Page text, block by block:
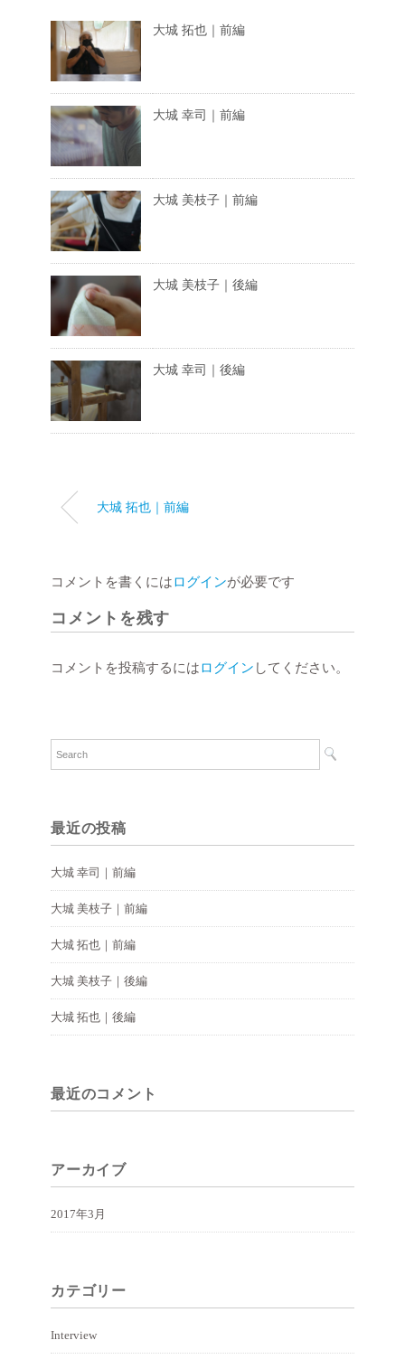
大城 拓也｜前編
大城 幸司｜前編
大城 美枝子｜前編
大城 美枝子｜後編
大城 幸司｜後編
大城 拓也｜前編
コメントを書くにはログインが必要です
コメントを残す
コメントを投稿するにはログイン してください。
最近の投稿
大城 幸司｜前編
大城 美枝子｜前編
大城 拓也｜前編
大城 美枝子｜後編
大城 拓也｜後編
最近のコメント
アーカイブ
2017年3月
カテゴリー
Interview